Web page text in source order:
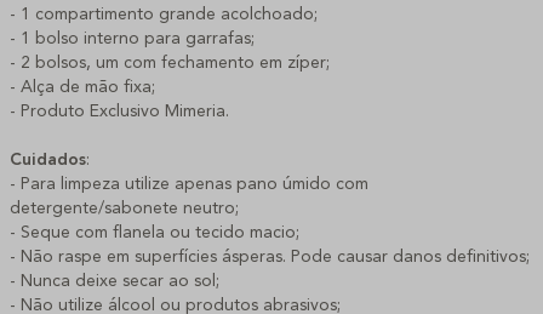
- 1 compartimento grande acolchoado;
- 1 bolso interno para garrafas;
- 2 bolsos, um com fechamento em zíper;
- Alça de mão fixa;
- Produto Exclusivo Mimeria.
Cuidados:
- Para limpeza utilize apenas pano úmido com
detergente/sabonete neutro;
- Seque com flanela ou tecido macio;
- Não raspe em superfícies ásperas. Pode causar danos definitivos;
- Nunca deixe secar ao sol;
- Não utilize álcool ou produtos abrasivos;